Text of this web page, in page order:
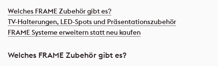
Welches FRAME Zubehör gibt es?
TV-Halterungen, LED-Spots und Präsentationszubehör
FRAME Systeme erweitern statt neu kaufen
Welches FRAME Zubehör gibt es?